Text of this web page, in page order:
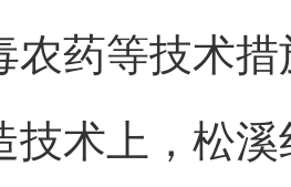
农药等技术
技术上，松